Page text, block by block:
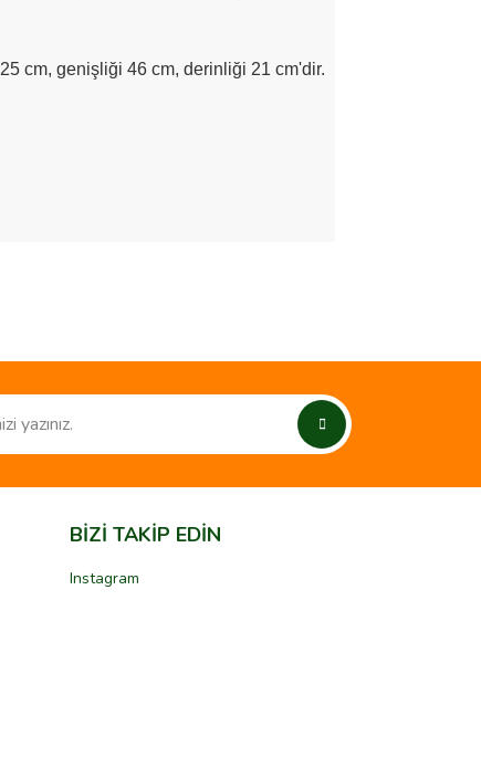
cm, genişliği 46 cm, derinliği 21 cm'dir.
BİZİ TAKİP EDİN
Instagram